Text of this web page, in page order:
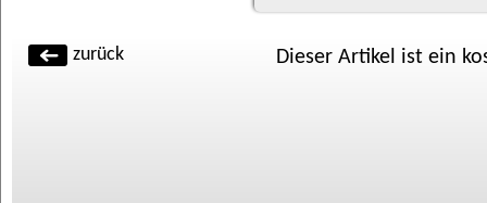
zurück Dieser Artikel ist ein